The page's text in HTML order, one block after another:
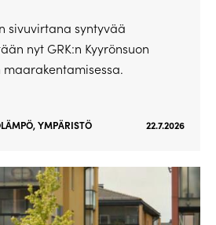
sivuvirtana syntyvää
nyt GRK:n Kyyrönsuon
,YMPÄRISTÖ 22.7.2026